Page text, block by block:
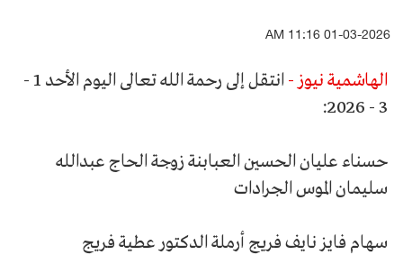
01-03-2026 11:16 AM
الهاشمية نيوز -
انتقل إلى رحمة الله تعالى اليوم الأحد 1 -
3 - 2026:
حسناء عليان الحسين العبابنة زوجة الحاج عبدالله
سليمان الموس الجرادات
سهام فايز نايف فريج أرملة الدكتور عطية فريج